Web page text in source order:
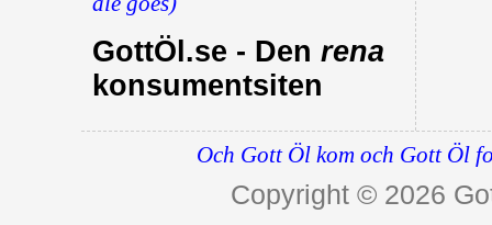
GottÖl.se - Den rena
konsumentsiten
Och Gott Öl kom och Gott Öl
Copyright © 2026